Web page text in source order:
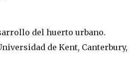
del huerto urbano.
de Kent, Canterbury,